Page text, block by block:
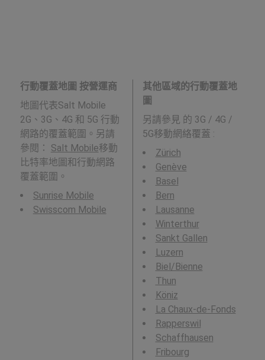
行動覆蓋地圖 按營運商
地圖代表Salt Mobile
2G、3G、4G 和 5G 行動
網路的覆蓋範圍。另請
參閱： Salt Mobile移動
比特率地圖和行動網路
覆蓋範圍。
Sunrise Mobile
Swisscom Mobile
其他區域的行動覆蓋地
圖
另請參見 的 3G / 4G /
5G移動網絡覆蓋 :
Zürich
Genève
Basel
Bern
Lausanne
Winterthur
Sankt Gallen
Luzern
Biel/Bienne
Thun
Köniz
La Chaux-de-Fonds
Rapperswil
Schaffhausen
Fribourg